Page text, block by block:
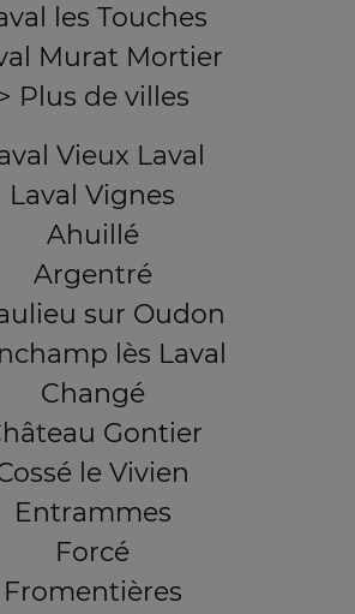
les Touches
Murat Mortier
Plus de villes
Vieux Laval
Laval Vignes
Ahuillé
Argentré
sur Oudon
lès Laval
Changé
Gontier
le Vivien
Entrammes
Forcé
Fromentières